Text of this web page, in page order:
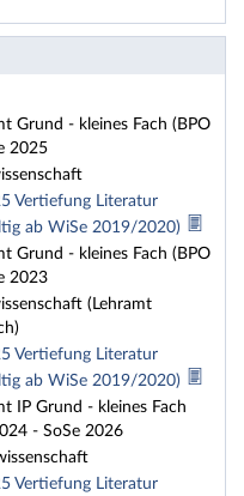
Grund - kleines Fach (BPO
2025
Vertiefung Literatur
ab WiSe 2019/2020)
Grund - kleines Fach (BPO
2023
(Lehramt
Vertiefung Literatur
ab WiSe 2019/2020)
IP Grund - kleines Fach
- SoSe 2026
Vertiefung Literatur